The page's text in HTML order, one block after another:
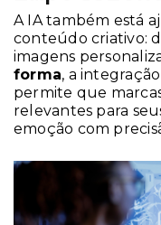
A IA também está
conteúdo criativo:
imagens
forma, a
permite que
relevantes para
emoção com